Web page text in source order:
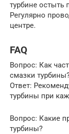
турбине остыть
Регулярно
центре.
FAQ
Вопрос: Как
смазки
Ответ:
турбины при
Вопрос: Какие
турбины?